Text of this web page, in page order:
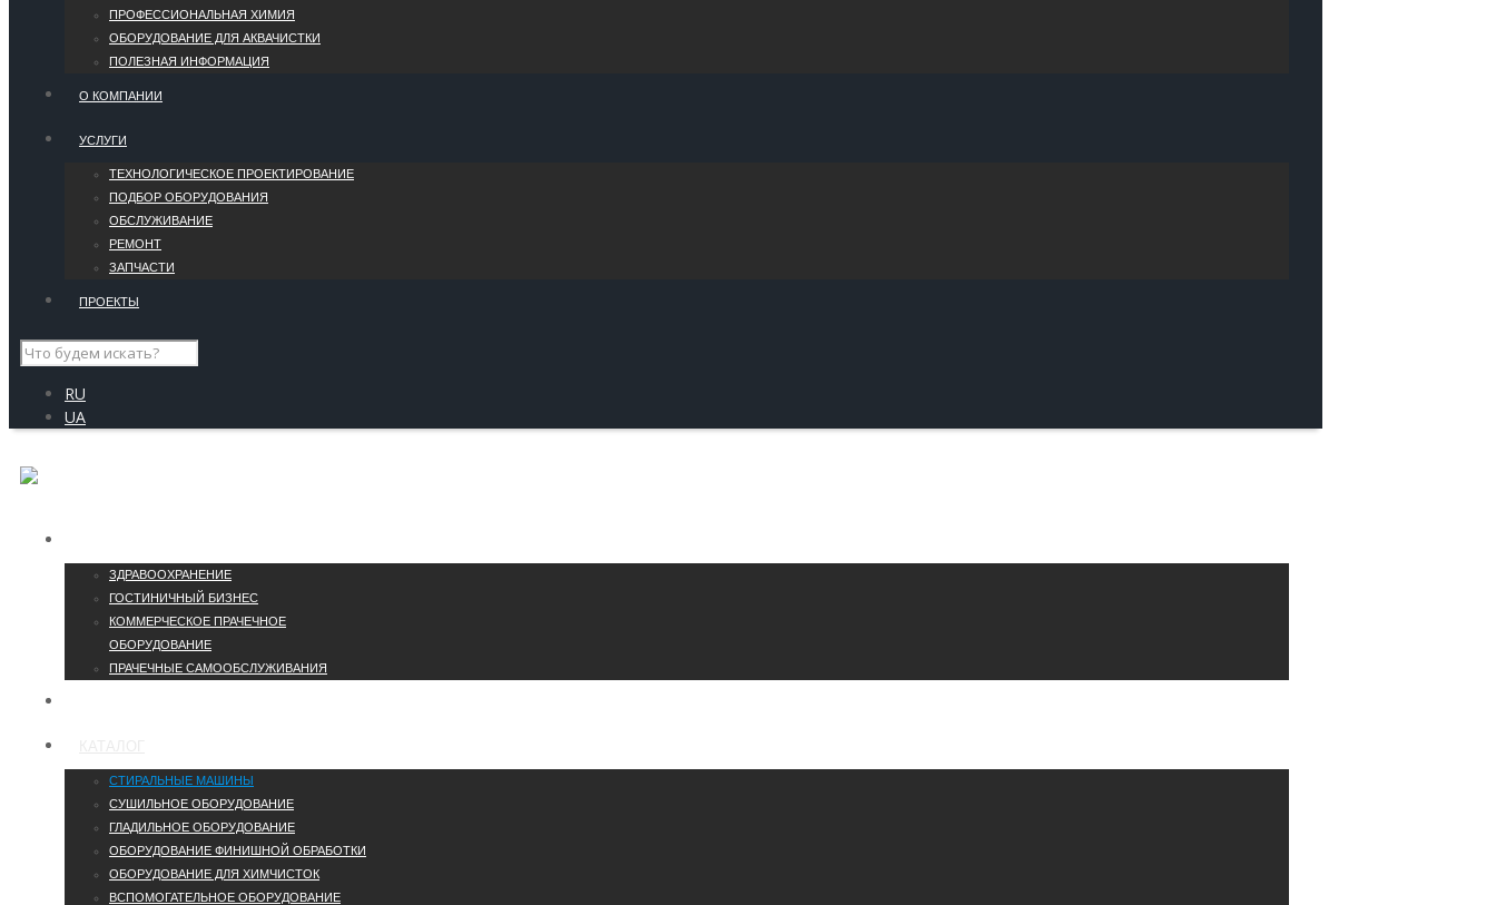
ПРОФЕССИОНАЛЬНАЯ ХИМИЯ
ОБОРУДОВАНИЕ ДЛЯ АКВАЧИСТКИ
ПОЛЕЗНАЯ ИНФОРМАЦИЯ
О КОМПАНИИ
УCЛУГИ
ТЕХНОЛОГИЧЕСКОЕ ПРОЕКТИРОВАНИЕ
ПОДБОР ОБОРУДОВАНИЯ
ОБСЛУЖИВАНИЕ
РЕМОНТ
ЗАПЧАСТИ
ПРОЕКТЫ
RU
UA
ЗДРАВООХРАНЕНИЕ
ГОСТИНИЧНЫЙ БИЗНЕС
КОММЕРЧЕСКОЕ ПРАЧЕЧНОЕ
ОБОРУДОВАНИЕ
ПРАЧЕЧНЫЕ САМООБСЛУЖИВАНИЯ
СТИРАЛЬНЫЕ МАШИНЫ
СУШИЛЬНОЕ ОБОРУДОВАНИЕ
ГЛАДИЛЬНОЕ ОБОРУДОВАНИЕ
ОБОРУДОВАНИЕ ФИНИШНОЙ ОБРАБОТКИ
ОБОРУДОВАНИЕ ДЛЯ ХИМЧИСТОК
ВСПОМОГАТЕЛЬНОЕ ОБОРУДОВАНИЕ